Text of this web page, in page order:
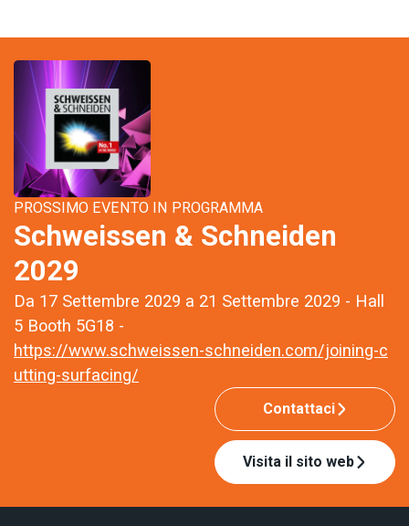
PROSSIMO EVENTO IN PROGRAMMA
Schweissen & Schneiden
2029
Da 17 Settembre 2029 a 21 Settembre 2029 - Hall
5 Booth 5G18 -
https://www.schweissen-schneiden.com/joining-c
utting-surfacing/
Contattaci
Visita il sito web